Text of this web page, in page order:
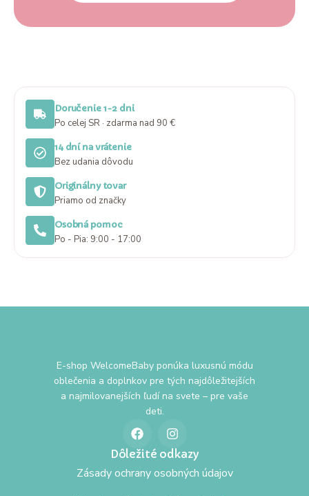
Doručenie 1-2 dni
Po celej SR · zdarma nad 90 €
14 dní na vrátenie
Bez udania dôvodu
Originálny tovar
Priamo od značky
Osobná pomoc
Po - Pia: 9:00 - 17:00
E-shop WelcomeBaby ponúka luxusnú módu
oblečenia a doplnkov pre tých najdôležitejších
a najmilovanejších ľudí na svete – pre vaše
deti.
Dôležité odkazy
Zásady ochrany osobných údajov